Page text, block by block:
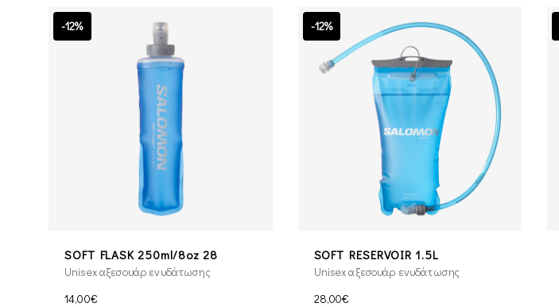
-12%
SOFT FLASK 250ml/8oz 28
Unisex αξεσουάρ ενυδάτωσης
14,00€
-12%
SOFT RESERVOIR 1.5L
Unisex αξεσουάρ ενυδάτωσης
28,00€